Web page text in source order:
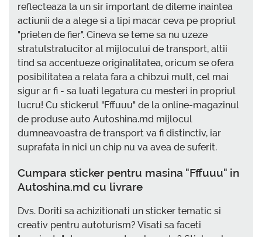
reflecteaza la un sir important de dileme inaintea
actiunii de a alege si a lipi macar ceva pe propriul
"prieten de fier". Cineva se teme sa nu uzeze
stratulstralucitor al mijlocului de transport, altii
tind sa accentueze originalitatea, oricum se ofera
posibilitatea a relata fara a chibzui mult, cel mai
sigur ar fi - sa luati legatura cu mesteri in propriul
lucru! Cu stickerul "Fffuuu" de la online-magazinul
de produse auto Autoshina.md mijlocul
dumneavoastra de transport va fi distinctiv, iar
suprafata in nici un chip nu va avea de suferit.
Cumpara sticker pentru masina "Fffuuu" in
Autoshina.md cu livrare
Dvs. Doriti sa achizitionati un sticker tematic si
creativ pentru autoturism? Visati sa faceti